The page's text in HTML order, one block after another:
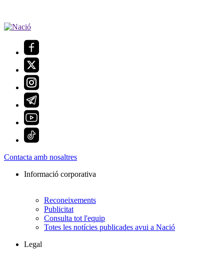
Contacta amb nosaltres
Informació corporativa
Reconeixements
Publicitat
Consulta tot l'equip
Totes les notícies publicades avui a Nació
Legal